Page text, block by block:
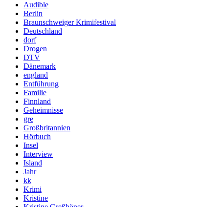
Audible
Berlin
Braunschweiger Krimifestival
Deutschland
dorf
Drogen
DTV
Dänemark
england
Entführung
Familie
Finnland
Geheimnisse
gre
Großbritannien
Hörbuch
Insel
Interview
Island
Jahr
kk
Krimi
Kristine